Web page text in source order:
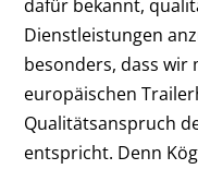
dafür bekannt,
Dienstleistungen
besonders, dass wir
europäischen
Qualitätsanspruch
entspricht. Denn